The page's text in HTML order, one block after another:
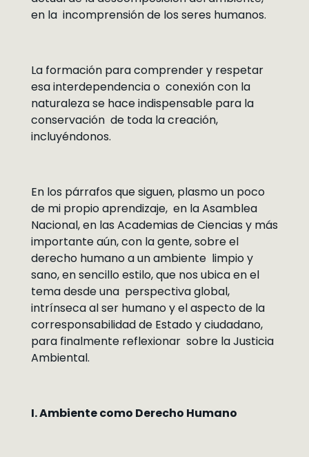
en la incomprensión de los seres humanos.
La formación para comprender y respetar
esa interdependencia o conexión con la
naturaleza se hace indispensable para la
conservación de toda la creación,
incluyéndonos.
En los párrafos que siguen, plasmo un poco
de mi propio aprendizaje, en la Asamblea
Nacional, en las Academias de Ciencias y más
importante aún, con la gente, sobre el
derecho humano a un ambiente limpio y
sano, en sencillo estilo, que nos ubica en el
tema desde una perspectiva global,
intrínseca al ser humano y el aspecto de la
corresponsabilidad de Estado y ciudadano,
para finalmente reflexionar sobre la Justicia
Ambiental.
I. Ambiente como Derecho Humano